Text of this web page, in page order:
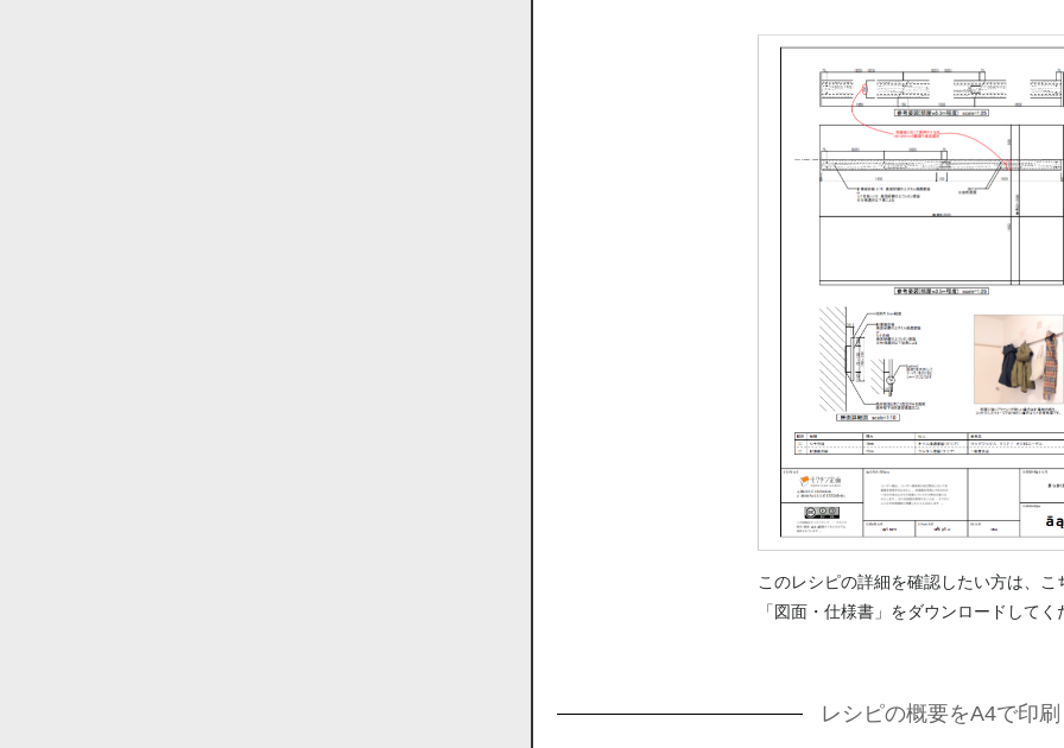
このレシピの詳細を確認したい方は、こ
「図面・仕様書」をダウンロードしてく
レシピの概要をA4で印刷